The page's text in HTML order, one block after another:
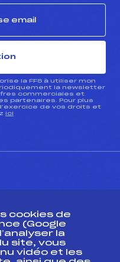
la FFS à utiliser mon
la newsletter
commerciales et
partenaires. Pour plus
de vos droits et
ici
cookies de
(Google
la
site, vous
vidéo et les